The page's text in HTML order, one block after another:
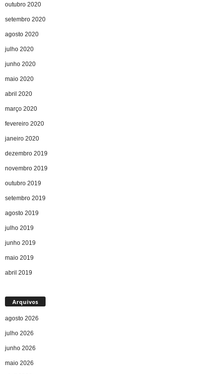
outubro 2020
setembro 2020
agosto 2020
julho 2020
junho 2020
maio 2020
abril 2020
março 2020
fevereiro 2020
janeiro 2020
dezembro 2019
novembro 2019
outubro 2019
setembro 2019
agosto 2019
julho 2019
junho 2019
maio 2019
abril 2019
Arquivos
agosto 2026
julho 2026
junho 2026
maio 2026